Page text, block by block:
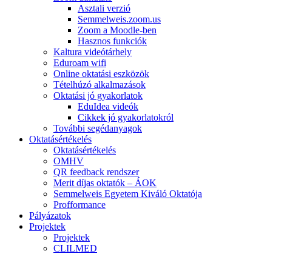
Asztali verzió
Semmelweis.zoom.us
Zoom a Moodle-ben
Hasznos funkciók
Kaltura videótárhely
Eduroam wifi
Online oktatási eszközök
Tételhúzó alkalmazások
Oktatási jó gyakorlatok
EduIdea videók
Cikkek jó gyakorlatokról
További segédanyagok
Oktatásértékelés
Oktatásértékelés
OMHV
QR feedback rendszer
Merit díjas oktatók – ÁOK
Semmelweis Egyetem Kiváló Oktatója
Profformance
Pályázatok
Projektek
Projektek
CLILMED